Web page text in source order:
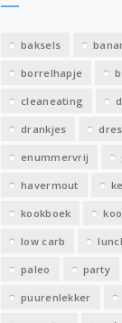
v
baksels
borrelhapje
cleaneating
drankjes
enummervrij
havermout
kookboek
low carb
paleo party
puurenlekker